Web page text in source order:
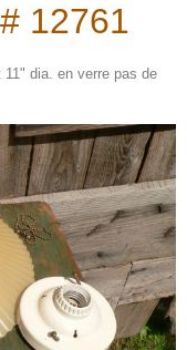
12761
dia. en verre pas de